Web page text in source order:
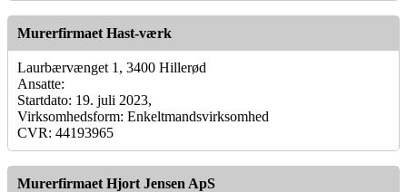
Murerfirmaet Hast-værk
Laurbærvænget 1, 3400 Hillerød
Ansatte:
Startdato: 19. juli 2023,
Virksomhedsform: Enkeltmandsvirksomhed
CVR: 44193965
Murerfirmaet Hjort Jensen ApS